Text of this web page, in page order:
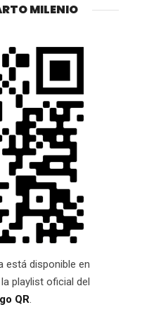
MILENIO
está disponible en
playlist oficial del
QR.